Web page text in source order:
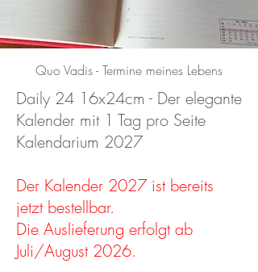
Quo Vadis - Termine meines Lebens
Daily 24 16x24cm - Der elegante
Kalender mit 1 Tag pro Seite
Kalendarium 2027
Der Kalender 2027 ist bereits
jetzt bestellbar.
Die Auslieferung erfolgt ab
Juli/August 2026.